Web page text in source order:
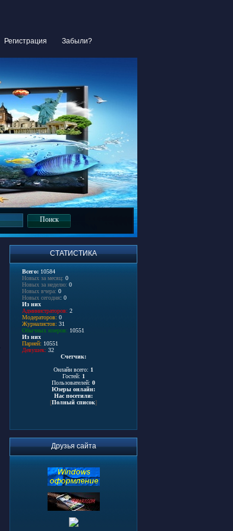
Регистрация Забыли?
СТАТИСТИКА
Всего: 10584
Новых за месяц: 0
Новых за неделю: 0
Новых вчера: 0
Новых сегодня: 0
Из них
Администраторов: 2
Модераторов: 0
Журналистов: 31
Обычных юзеров: 10551
Из них
Парней: 10551
Девушек: 32
Счетчик:
Онлайн всего: 1
Гостей: 1
Пользователей: 0
Юзеры онлайн:
Нас посетили:
[Полный список]
Друзья сайта